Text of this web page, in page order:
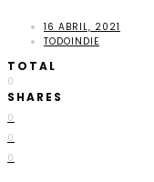
16 ABRIL, 2021
TODOINDIE
TOTAL
0
SHARES
0
0
0